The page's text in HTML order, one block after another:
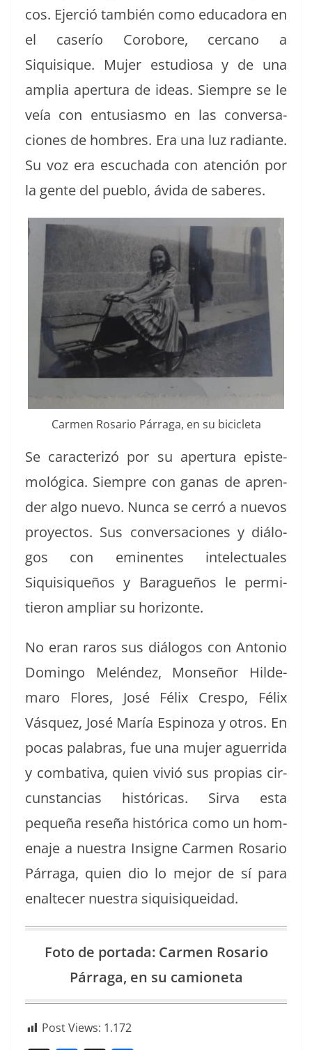
cos. Ejer­ció tam­bién como edu­cado­ra en
el caserío Coro­bore, cer­cano a
Siquisique. Mujer estu­diosa y de una
amplia aper­tu­ra de ideas. Siem­pre se le
veía con entu­si­as­mo en las con­ver­sa­
ciones de hom­bres. Era una luz radi­ante.
Su voz era escucha­da con aten­ción por
la gente del pueblo, ávi­da de saberes.
Car­men Rosario Pár­ra­ga, en su bicicleta
Se car­ac­ter­izó por su aper­tu­ra epis­te­
mológ­i­ca. Siem­pre con ganas de apren­
der algo nue­vo. Nun­ca se cer­ró a nuevos
proyec­tos. Sus con­ver­sa­ciones y diál­o­
gos con emi­nentes int­elec­tuales
Siquisiqueños y Baragueños le per­mi­
tieron ampli­ar su horizonte.
No eran raros sus diál­o­gos con Anto­nio
Domin­go Melén­dez, Mon­señor Hilde­
maro Flo­res, José Félix Cre­spo, Félix
Vásquez, José María Espinoza y otros. En
pocas pal­abras, fue una mujer aguer­ri­da
y com­bat­i­va, quien vivió sus propias cir­
cun­stan­cias históri­c­as. Sir­va esta
pequeña reseña históri­ca como un hom­
e­na­je a nues­tra Insigne Car­men Rosario
Pár­ra­ga, quien dio lo mejor de sí para
enal­te­cer nues­tra siquisiqueidad.
Foto de por­ta­da: Car­men Rosario
Pár­ra­ga, en su camioneta
Post Views: 1.172